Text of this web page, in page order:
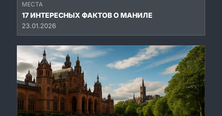
МЕСТА
17 ИНТЕРЕСНЫХ ФАКТОВ О МАНИЛЕ
23.01.2026